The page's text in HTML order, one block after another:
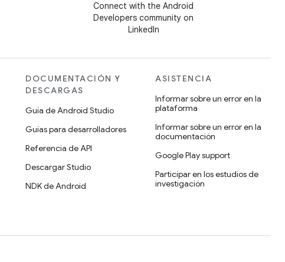
Connect with the Android
Developers community on
LinkedIn
DOCUMENTACIÓN Y
DESCARGAS
Guía de Android Studio
Guías para desarrolladores
Referencia de API
Descargar Studio
NDK de Android
ASISTENCIA
Informar sobre un error en la
plataforma
Informar sobre un error en la
documentación
Google Play support
Participar en los estudios de
investigación